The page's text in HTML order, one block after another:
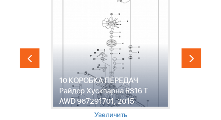
10 КОРОБКА ПЕРЕДАЧ
Райдер Хускварна R316 T
AWD 967291701, 2015
Увеличить